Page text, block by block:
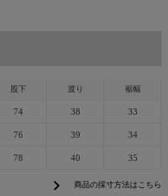
股下 渡り 裾幅
74 38 33
76 39 34
78 40 35
chevron_right 商品の採寸方法はこちら